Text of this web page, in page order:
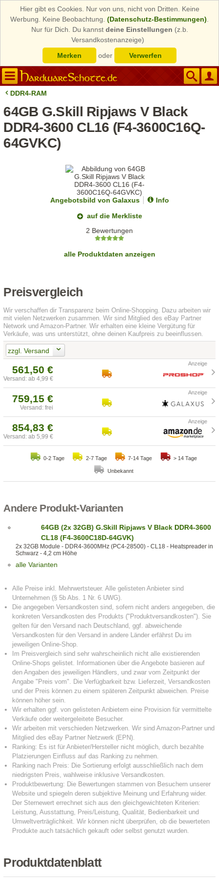
Hier gibt es Cookies. Nur von uns, nicht von Dritten. Keine
Werbung. Keine Beobachtung. (Datenschutz-Bestimmungen)
Nur für Dich. Du kannst deine Einstellungen (z.b.
Versandkostenanzeige)
Merken
oder Verwerfen
DDR4-RAM
64GB G.Skill Ripjaws V Black
DDR4-3600 CL16 (F4-3600C16Q-
64GVKC)
Angebotsbild von Galaxus
Info
auf die Merkliste
2 Bewertungen
alle Produktdaten anzeigen
Preisvergleich
Wir verschaffen dir Transparenz beim Online-Shopping. Dazu arbeiten wir
mit vielen Netzwerken zusammen. Wir sind Mitglied des eBay Partner
Network und Amazon-Partner. Wir erhalten eine kleine Vergütung für
Verkäufe, was uns unterstützt, ohne deinen Kaufpreis zu beeinflussen.
zzgl. Versand
561,50 €
Versand: ab 4,99 €
759,15 €
Versand: frei
854,83 €
Versand: ab 5,99 €
0-2 Tage 2-7 Tage 7-14 Tage > 14 Tage
Unbekannt
Andere Produkt-Varianten
64GB (2x 32GB) G.Skill Ripjaws V Black DDR4-3600
CL18 (F4-3600C18D-64GVK)
2x 32GB Module - DDR4-3600MHz (PC4-28500) - CL18 - Heatspreader in
Schwarz - 4,2 cm Höhe
alle Varianten
Produktdatenblatt